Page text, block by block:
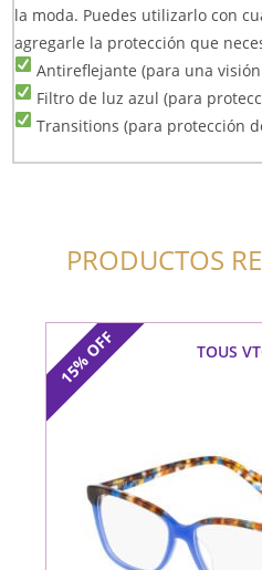
la moda. Puedes utilizarlo con
agregarle la protección que
Antireflejante (para una
Filtro de luz azul (para
Transitions (para protección
PRODUCTOS
15%
OFF TOUS